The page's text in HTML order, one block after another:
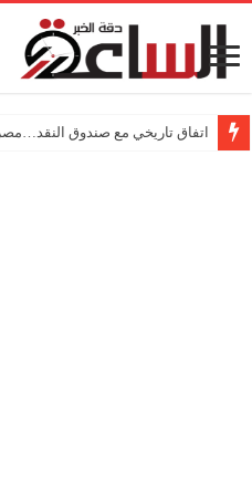
اتفاق تاريخي مع صندوق النقد…مصر تقترب من صرف 2.7